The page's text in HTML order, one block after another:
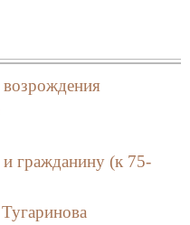
гражданину (к 75-